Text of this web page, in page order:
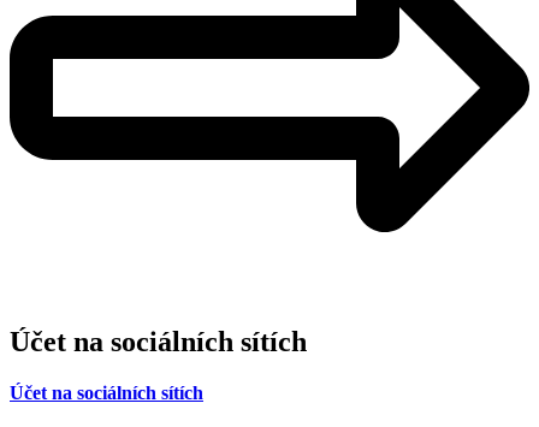
Účet na sociálních sítích
Účet na sociálních sítích